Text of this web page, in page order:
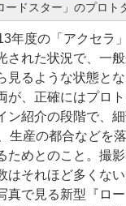
ードスター」のプロト
年度の「アクセラ
された状況で、一
見るような状態と
が、正確にはプロ
ン紹介の段階で、
生産の都合などを
ためとのこと。撮
はそれほど多くな
真で見る新型『ロ